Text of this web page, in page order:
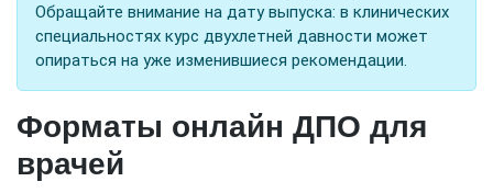
Обращайте внимание на дату выпуска: в клинических
специальностях курс двухлетней давности может
опираться на уже изменившиеся рекомендации.
Форматы онлайн ДПО для
врачей